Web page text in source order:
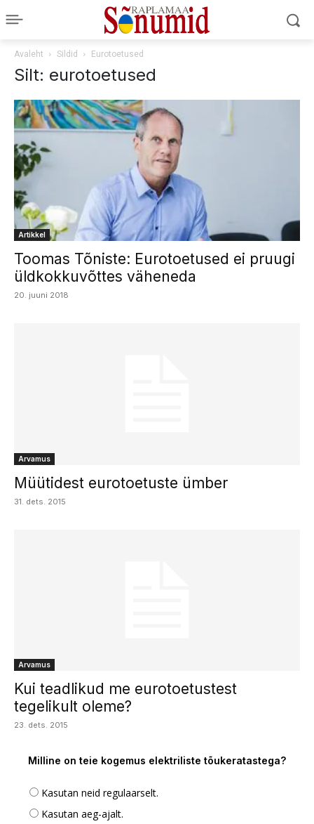
Avaleht Sildid Eurotoetused
Silt: eurotoetused
Artikkel
Toomas Tõniste: Eurotoetused ei pruugi
üldkokkuvõttes väheneda
20. juuni 2018
Arvamus
Müütidest eurotoetuste ümber
31. dets. 2015
Arvamus
Kui teadlikud me eurotoetustest
tegelikult oleme?
23. dets. 2015
Milline on teie kogemus elektriliste tõukeratastega?
Kasutan neid regulaarselt.
Kasutan aeg-ajalt.